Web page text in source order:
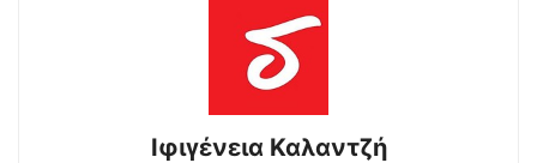
Ιφιγένεια Καλαντζή